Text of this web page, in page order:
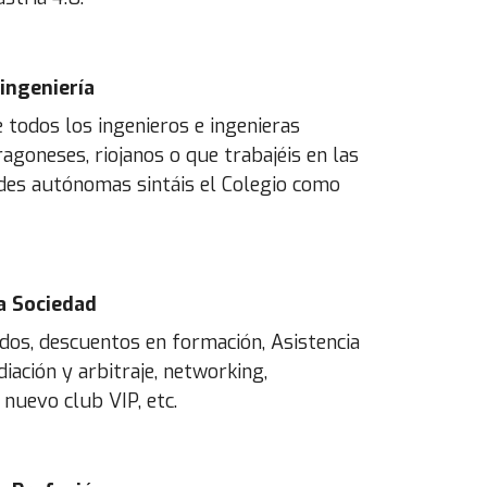
todos los ingenieros e ingenieras
riojanos o que trabajéis en las
autónomas sintáis el Colegio como
Sociedad
descuentos en formación, Asistencia
y arbitraje, networking,
club VIP, etc.